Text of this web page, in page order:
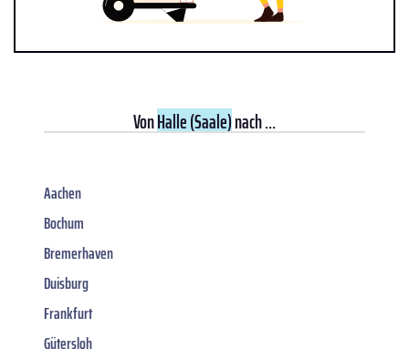
VonHalle (Saale)nach ...
Aachen
Bochum
Bremerhaven
Duisburg
Frankfurt
Gütersloh